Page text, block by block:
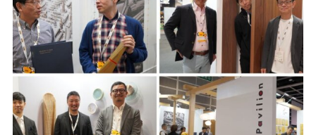
#長寿企業 #TEKTON特別対談 #中井産業株式会社
#和歌山